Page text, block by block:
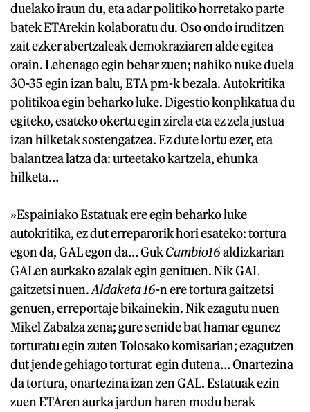
duelako iraun du, eta adar politiko horretako parte
batek ETArekin kolaboratu du. Oso ondo iruditzen
zait ezker abertzaleak demokraziaren alde egitea
orain. Lehenago egin behar zuen; nahiko nuke duela
30-35 egin izan balu, ETA pm-k bezala. Autokritika
politikoa egin beharko luke. Digestio konplikatua du
egiteko, esateko okertu egin zirela eta ez zela justua
izan hilketak sostengatzea. Ez dute lortu ezer, eta
balantzea latza da: urteetako kartzela, ehunka
hilketa…
»Espainiako Estatuak ere egin beharko luke
autokritika, ez dut erreparorik hori esateko: tortura
egon da, GAL egon da… GukCambio16aldizkarian
GALen aurkako azalak egin genituen. Nik GAL
gaitzetsi nuen.Aldaketa 16-n ere tortura gaitzetsi
genuen, erreportaje bikainekin. Nik ezagutu nuen
Mikel Zabalza zena; gure senide bat hamar egunez
torturatu egin zuten Tolosako komisarian; ezagutzen
dut jende gehiago torturat egin dutena… Onartezina
da tortura, onartezina izan zen GAL. Estatuak ezin
zuen ETAren aurka jardun haren modu berak